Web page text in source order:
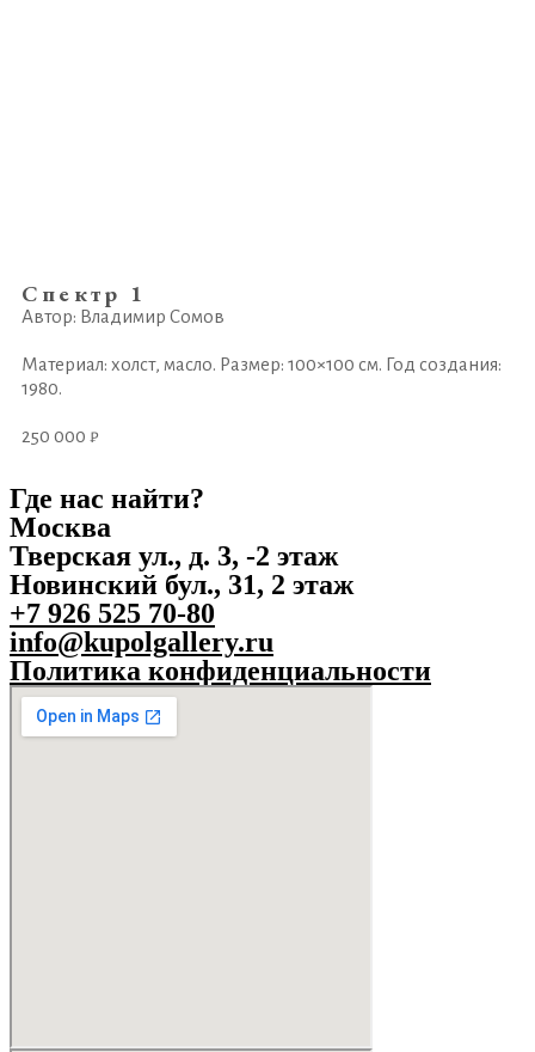
Спектр 1
Автор: Владимир Сомов
Материал: холст, масло. Размер: 100×100 см. Год создания:
1980.
250 000 ₽
Где нас найти?
Москва
Тверская ул., д. 3, -2 этаж
Новинский бул., 31, 2 этаж
+7 926 525 70-80
info@kupolgallery.ru
Политика конфиденциальности